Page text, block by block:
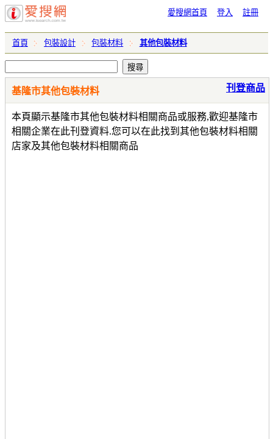
愛搜網首頁 登入 註冊
首頁 包裝設計 包裝材料 其他包裝材料
基隆市其他包裝材料
本頁顯示基隆市其他包裝材料相關商品或服務,歡迎基隆市
相關企業在此刊登資料.您可以在此找到其他包裝材料相關
店家及其他包裝材料相關商品
刊登商品